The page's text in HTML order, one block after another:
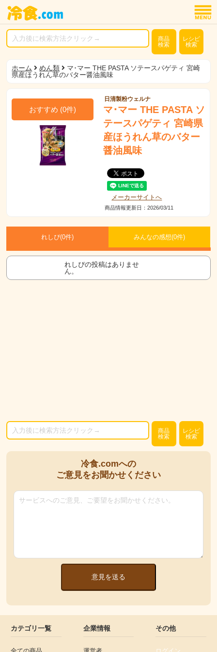
商品
検索
レシピ
検索
ホーム めん類
マ･マー THE PASTA ソテースパゲティ 宮崎
県産ほうれん草のバター醤油風味
おすすめ (0件)
日清製粉ウェルナ
マ･マー THE PASTA ソ
テースパゲティ 宮崎県
産ほうれん草のバター
醤油風味
メーカーサイトへ
商品情報更新日：2026/03/11
れしぴ(0件) みんなの感想(0件)
れしぴの投稿はありませ
ん。
商品
検索
レシピ
検索
冷食.comへの
ご意見をお聞かせください
意見を送る
カテゴリ一覧 企業情報 その他